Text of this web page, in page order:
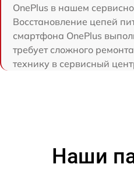
OnePlus в нашем
Восстановление цепей
смартфона OnePlus
требует сложного
технику в сервисный
Наши